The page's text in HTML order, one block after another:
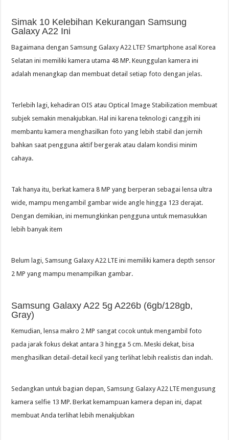
Simak 10 Kelebihan Kekurangan Samsung
Galaxy A22 Ini
Bagaimana dengan Samsung Galaxy A22 LTE? Smartphone asal Korea
Selatan ini memiliki kamera utama 48 MP. Keunggulan kamera ini
adalah menangkap dan membuat detail setiap foto dengan jelas.
Terlebih lagi, kehadiran OIS atau Optical Image Stabilization membuat
subjek semakin menakjubkan. Hal ini karena teknologi canggih ini
membantu kamera menghasilkan foto yang lebih stabil dan jernih
bahkan saat pengguna aktif bergerak atau dalam kondisi minim
cahaya.
Tak hanya itu, berkat kamera 8 MP yang berperan sebagai lensa ultra
wide, mampu mengambil gambar wide angle hingga 123 derajat.
Dengan demikian, ini memungkinkan pengguna untuk memasukkan
lebih banyak item
Belum lagi, Samsung Galaxy A22 LTE ini memiliki kamera depth sensor
2 MP yang mampu menampilkan gambar.
Samsung Galaxy A22 5g A226b (6gb/128gb,
Gray)
Kemudian, lensa makro 2 MP sangat cocok untuk mengambil foto
pada jarak fokus dekat antara 3 hingga 5 cm. Meski dekat, bisa
menghasilkan detail-detail kecil yang terlihat lebih realistis dan indah.
Sedangkan untuk bagian depan, Samsung Galaxy A22 LTE mengusung
kamera selfie 13 MP. Berkat kemampuan kamera depan ini, dapat
membuat Anda terlihat lebih menakjubkan